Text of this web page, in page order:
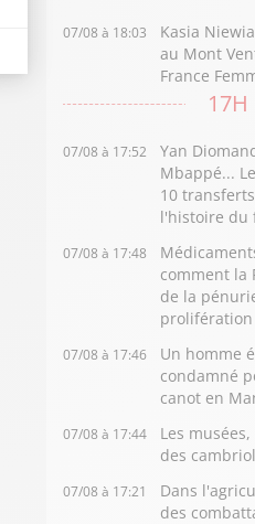
07/08 à 18:03
Kasia
au Mont
France
17H
07/08 à 17:52
Yan
Mbappé...
10
l'histoire du
07/08 à 17:48
comment la
de la
prolifération
07/08 à 17:46
Un homme
condamné
canot en
07/08 à 17:44
Les
des
07/08 à 17:21
Dans
des